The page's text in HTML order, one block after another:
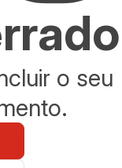
o seu